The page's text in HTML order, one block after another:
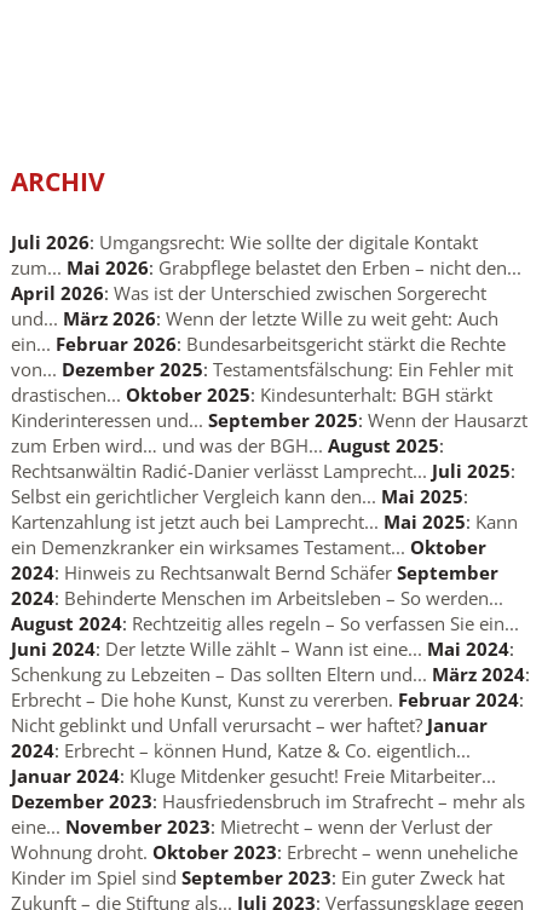
ARCHIV
Juli 2026: Umgangsrecht: Wie sollte der digitale Kontakt
zum... Mai 2026: Grabpflege belastet den Erben – nicht den...
April 2026: Was ist der Unterschied zwischen Sorgerecht
und... März 2026: Wenn der letzte Wille zu weit geht: Auch
ein... Februar 2026: Bundesarbeitsgericht stärkt die Rechte
von... Dezember 2025: Testamentsfälschung: Ein Fehler mit
drastischen... Oktober 2025: Kindesunterhalt: BGH stärkt
Kinderinteressen und... September 2025: Wenn der Hausarzt
zum Erben wird… und was der BGH... August 2025:
Rechtsanwältin Radić-Danier verlässt Lamprecht... Juli 2025:
Selbst ein gerichtlicher Vergleich kann den... Mai 2025:
Kartenzahlung ist jetzt auch bei Lamprecht... Mai 2025: Kann
ein Demenzkranker ein wirksames Testament... Oktober
2024: Hinweis zu Rechtsanwalt Bernd Schäfer September
2024: Behinderte Menschen im Arbeitsleben – So werden...
August 2024: Rechtzeitig alles regeln – So verfassen Sie ein...
Juni 2024: Der letzte Wille zählt – Wann ist eine... Mai 2024:
Schenkung zu Lebzeiten – Das sollten Eltern und... März 2024:
Erbrecht – Die hohe Kunst, Kunst zu vererben. Februar 2024:
Nicht geblinkt und Unfall verursacht – wer haftet? Januar
2024: Erbrecht – können Hund, Katze & Co. eigentlich...
Januar 2024: Kluge Mitdenker gesucht! Freie Mitarbeiter...
Dezember 2023: Hausfriedensbruch im Strafrecht – mehr als
eine... November 2023: Mietrecht – wenn der Verlust der
Wohnung droht. Oktober 2023: Erbrecht – wenn uneheliche
Kinder im Spiel sind September 2023: Ein guter Zweck hat
Zukunft – die Stiftung als... Juli 2023: Verfassungsklage gegen